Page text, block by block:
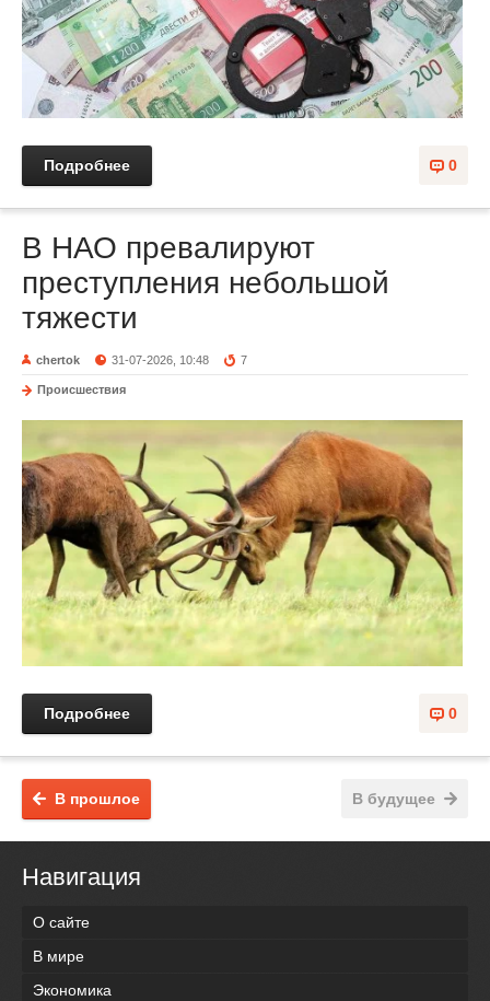
0
Подробнее
В НАО превалируют
преступления небольшой
тяжести
chertok 31-07-2026, 10:48 7
Происшествия
0
Подробнее
В будущее
В прошлое
Навигация
О сайте
В мире
Экономика